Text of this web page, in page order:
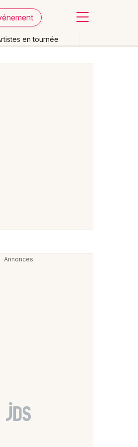
en tournée